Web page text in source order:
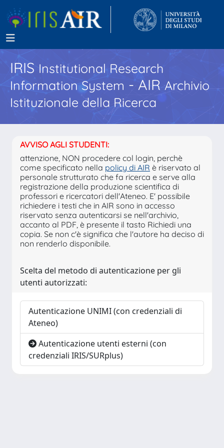
IRISInstitutional Research
Information System - AIR Archivio
Istituzionale della Ricerca
AVVISO AGLI STUDENTI:
attenzione, NON procedere col login, perchè
come specificato nella policy di AIR è riservato al
personale strutturato che fa ricerca e serve alla
registrazione della produzione scientifica di
professori e ricercatori dell'Ateneo. E' possibile
richiedere i testi che in AIR sono in accesso
riservato senza autenticarsi se nell'archivio,
accanto al PDF, è presente il tasto Richiedi una
copia. Se non c'è significa che l'autore ha deciso di
non renderlo disponibile.
Scelta del metodo di autenticazione per gli
utenti autorizzati:
Autenticazione UNIMI (con credenziali di
Ateneo)
Autenticazione utenti esterni (con
credenziali IRIS/SURplus)